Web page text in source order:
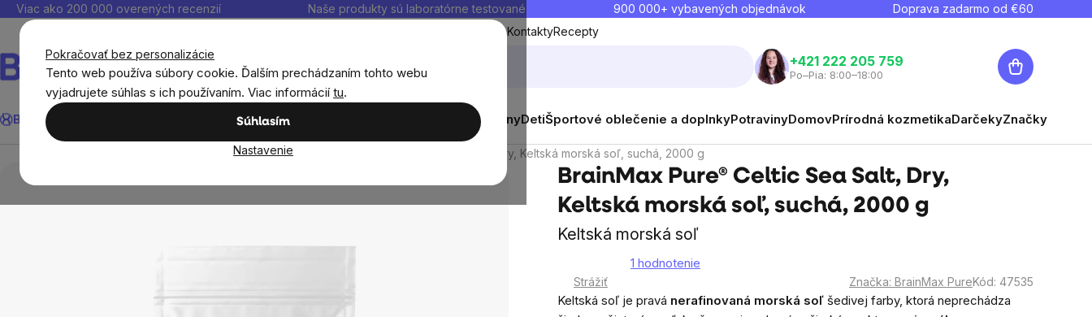
Pokračovať bez personalizácie
Tento web používa súbory cookie. Ďalším prechádzaním tohto webu
vyjadrujete súhlas s ich používaním. Viac informácií tu.
Súhlasím
Nastavenie
PrejsťViac ako 200 000 overených recenzií Naše produkty sú laboratórne testované 900 000+ vybavených objednávok Doprava zadarmo od €60
Doprava a platbaKontaktyRecepty
Hľadať
+421 222 205 759
Po–Pia: 8:00–18:00
Nákupný
košík
BrainMax® Výživové doplnky Muži ŽenyDetiŠportové oblečenie a doplnkyPotravinyDomovPrírodná kozmetikaDarčekyZnačky
Dochucovadlá a korenie BrainMax Pure® Celtic Sea Salt, Dry, Keltská morská soľ, suchá, 2000 g
BrainMax Pure® Celtic Sea Salt, Dry,
Keltská morská soľ, suchá, 2000 g
Keltská morská soľ
hodnotenie
produktu
1 hodnotenie
Strážiť Značka: BrainMax PureKód: 47535
Keltská soľ je pravá nerafinovaná morská soľ šedivej farby, ktorá neprechádza